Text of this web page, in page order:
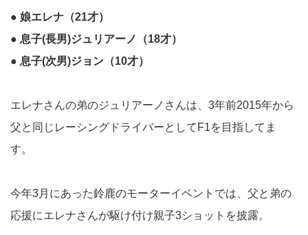
● 娘エレナ（21才）
● 息子(長男)ジュリアーノ（18才）
● 息子(次男)ジョン（10才）
エレナさんの弟のジュリアーノさんは、3年前2015年から
父と同じレーシングドライバーとしてF1を目指してま
す。
今年3月にあった鈴鹿のモーターイベントでは、父と弟の
応援にエレナさんが駆け付け親子3ショットを披露。